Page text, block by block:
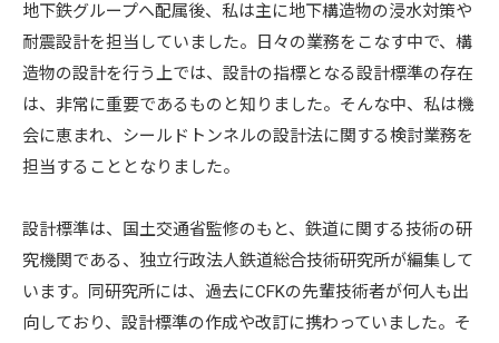
地下鉄グループへ配属後、私は主に地下構造物の浸水対策や
耐震設計を担当していました。日々の業務をこなす中で、構
造物の設計を行う上では、設計の指標となる設計標準の存在
は、非常に重要であるものと知りました。そんな中、私は機
会に恵まれ、シールドトンネルの設計法に関する検討業務を
担当することとなりました。
設計標準は、国土交通省監修のもと、鉄道に関する技術の研
究機関である、独立行政法人鉄道総合技術研究所が編集して
います。同研究所には、過去にCFKの先輩技術者が何人も出
向しており、設計標準の作成や改訂に携わっていました。そ